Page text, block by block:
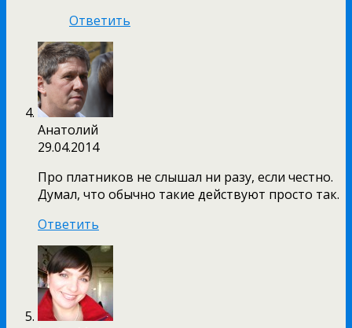
Ответить
Анатолий
29.04.2014
Про платников не слышал ни разу, если честно.
Думал, что обычно такие действуют просто так.
Ответить